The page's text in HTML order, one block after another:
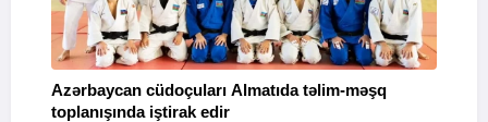
Azərbaycan cüdoçuları Almatıda təlim-məşq
toplanışında iştirak edir